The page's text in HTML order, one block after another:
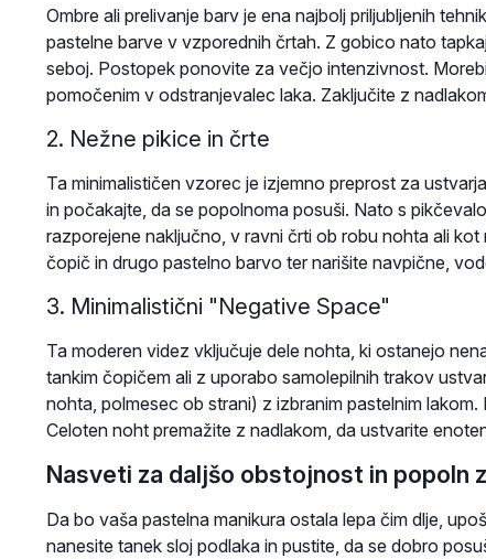
Ombre ali prelivanje barv je ena najbolj priljubljenih
pastelne barve v vzporednih črtah. Z gobico nato
seboj. Postopek ponovite za večjo intenzivnost.
pomočenim v odstranjevalec laka. Zaključite z
2. Nežne pikice in črte
Ta minimalističen vzorec je izjemno preprost za
in počakajte, da se popolnoma posuši. Nato s
razporejene naključno, v ravni črti ob robu nohta ali
čopič in drugo pastelno barvo ter narišite navpične,
3. Minimalistični "Negative Space"
Ta moderen videz vključuje dele nohta, ki ostanejo
tankim čopičem ali z uporabo samolepilnih trakov
nohta, polmesec ob strani) z izbranim pastelnim
Celoten noht premažite z nadlakom, da ustvarite
Nasveti za daljšo obstojnost in popoln
Da bo vaša pastelna manikura ostala lepa čim dlje,
nanesite tanek sloj podlaka in pustite, da se dobro